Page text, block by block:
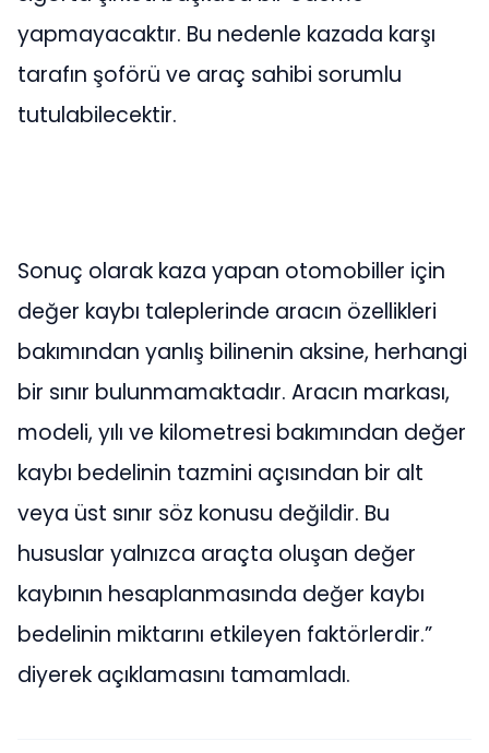
yapmayacaktır. Bu nedenle kazada karşı
tarafın şoförü ve araç sahibi sorumlu
tutulabilecektir.
Sonuç olarak kaza yapan otomobiller için
değer kaybı taleplerinde aracın özellikleri
bakımından yanlış bilinenin aksine, herhangi
bir sınır bulunmamaktadır. Aracın markası,
modeli, yılı ve kilometresi bakımından değer
kaybı bedelinin tazmini açısından bir alt
veya üst sınır söz konusu değildir. Bu
hususlar yalnızca araçta oluşan değer
kaybının hesaplanmasında değer kaybı
bedelinin miktarını etkileyen faktörlerdir.”
diyerek açıklamasını tamamladı.